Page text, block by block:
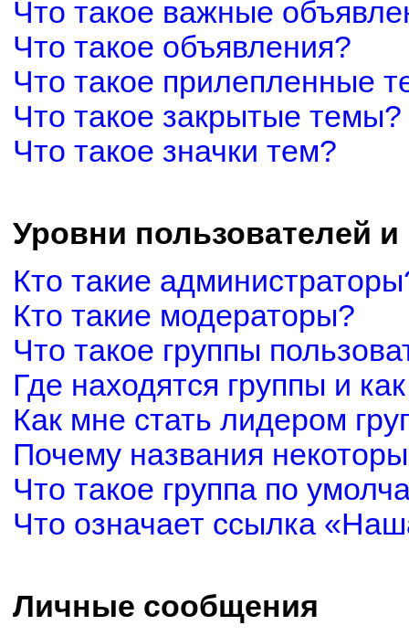
Что такое важные
Что такое объявления?
Что такое прилепленные
Что такое закрытые темы?
Что такое значки тем?
Уровни пользователей
Кто такие
Кто такие модераторы?
Что такое группы
Где находятся группы и
Как мне стать лидером
Почему названия
Что такое группа по
Что означает ссылка
Личные сообщения